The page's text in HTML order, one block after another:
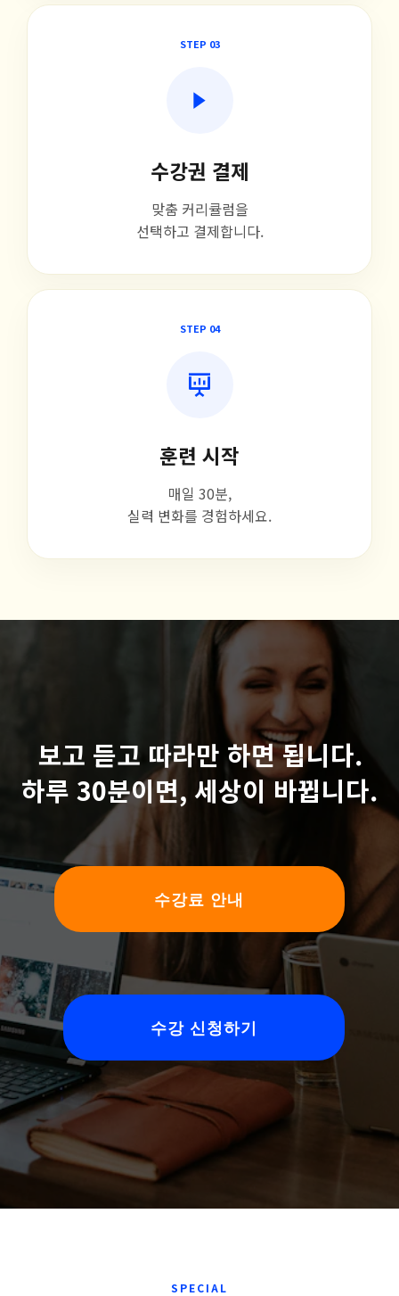
STEP 03
수강권 결제
맞춤 커리큘럼을
선택하고 결제합니다.
STEP 04
훈련 시작
매일 30분,
실력 변화를 경험하세요.
보고 듣고 따라만 하면 됩니다.
하루 30분이면, 세상이 바뀝니다.
수강료 안내
수강 신청하기
SPECIAL